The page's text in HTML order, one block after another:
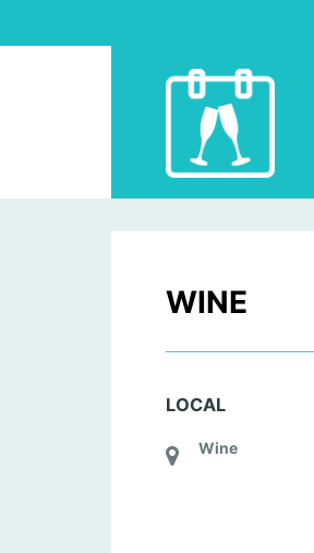
WINE
LOCAL
Wine